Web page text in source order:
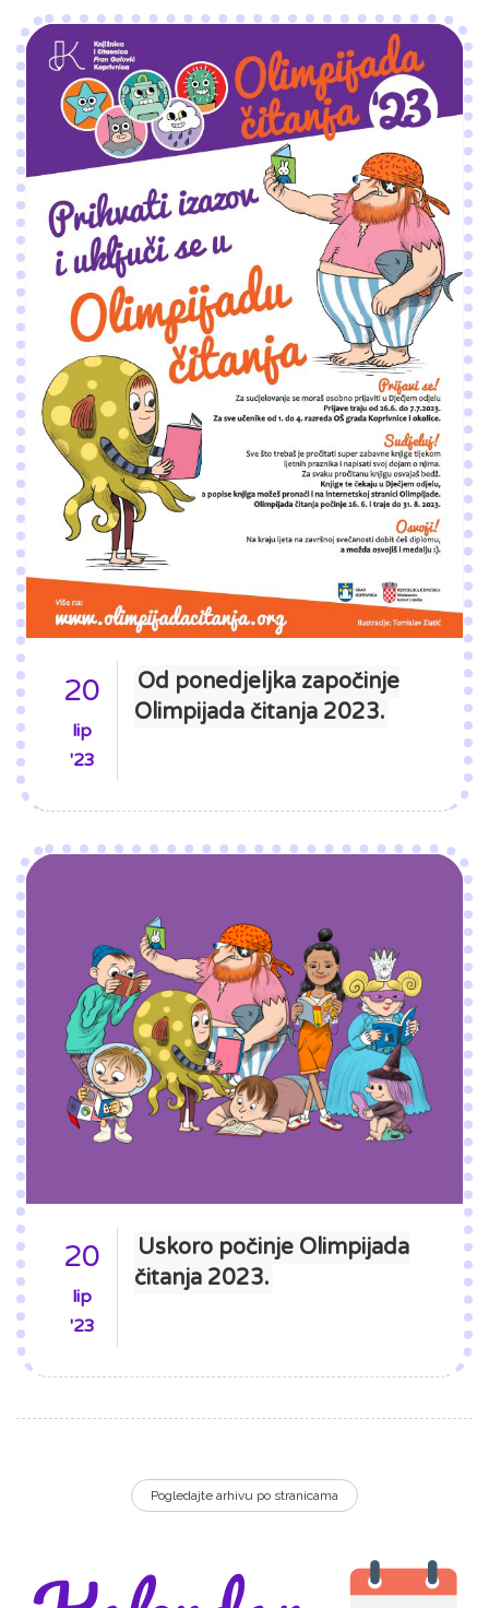
20
lip
'23
Od ponedjeljka započinje
Olimpijada čitanja 2023.
20
lip
'23
Uskoro počinje Olimpijada
čitanja 2023.
Pogledajte arhivu po stranicama